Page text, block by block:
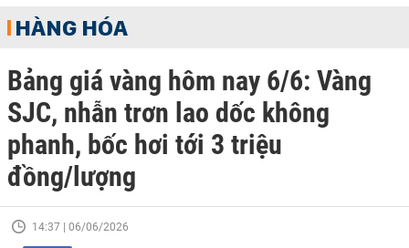
HÀNG HÓA
Bảng giá vàng hôm nay 6/6: Vàng
SJC, nhẫn trơn lao dốc không
phanh, bốc hơi tới 3 triệu
đồng/lượng
14:37 | 06/06/2026